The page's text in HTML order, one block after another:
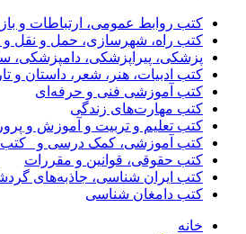
کتب روابط عمومی، ارتباطات و
کتب راه، شهرسازی، حمل و نقل و
پزشکی، پیراپزشکی،
کتب ادبیات، هنر، شعر، داستان و
کتب آموزشی فنی و حرفه‌ای
کتب مهارت‌های زندگی
کتب تعلیم و تربیت و آموزش و
کتب آموزشی، کمک درسی و _کتب
کتب حقوقی، قوانین و مقررات
کتب ایران شناسی، جاذبه‌های
کتب دامغان شناسی
خانه